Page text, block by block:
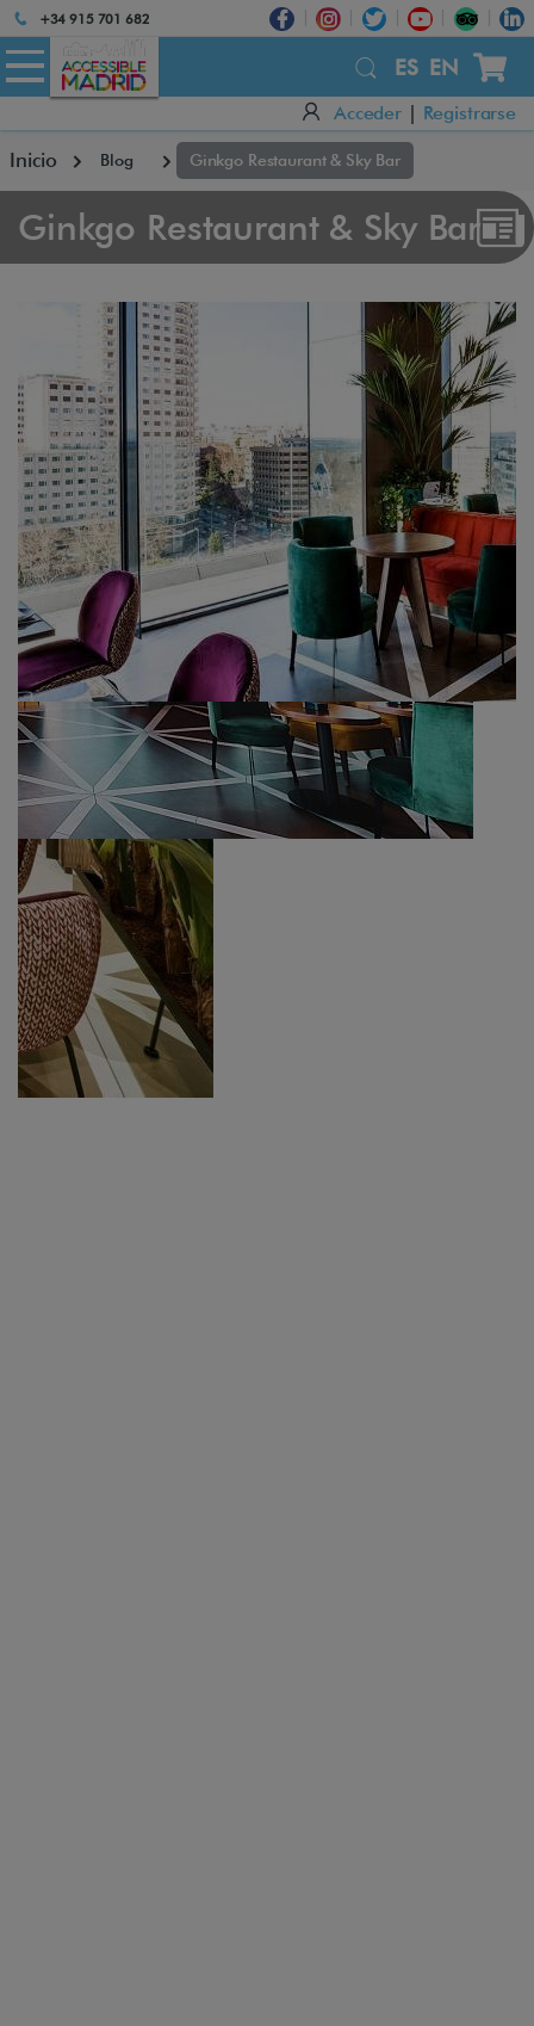
Atención:
Este
sitio
cuenta
un
sistema
de
accesibilidad.
+34 915 701 682
ES EN
Acceder Registrarse
Inicio Blog Ginkgo Restaurant & Sky Bar
Ginkgo Restaurant & Sky Bar